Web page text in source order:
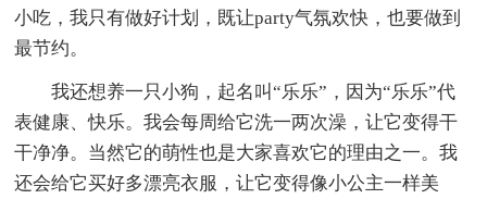
小吃，我只有做好计划，既让party气氛欢快，也要做到
最节约。
我还想养一只小狗，起名叫“乐乐”，因为“乐乐”代
表健康、快乐。我会每周给它洗一两次澡，让它变得干
干净净。当然它的萌性也是大家喜欢它的理由之一。我
还会给它买好多漂亮衣服，让它变得像小公主一样美